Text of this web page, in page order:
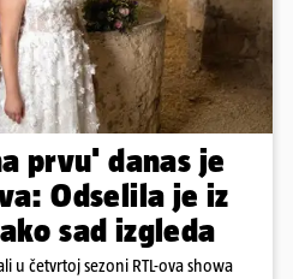
prvu' danas je
Odselila je iz
sad izgleda
u četvrtoj sezoni RTL-ova showa